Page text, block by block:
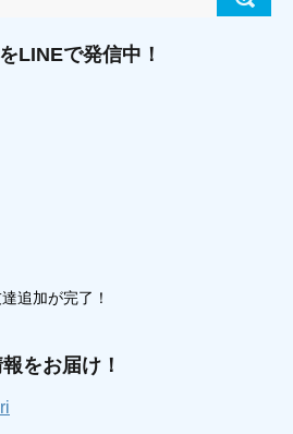
LINEで発信中！
追加が完了！
をお届け！